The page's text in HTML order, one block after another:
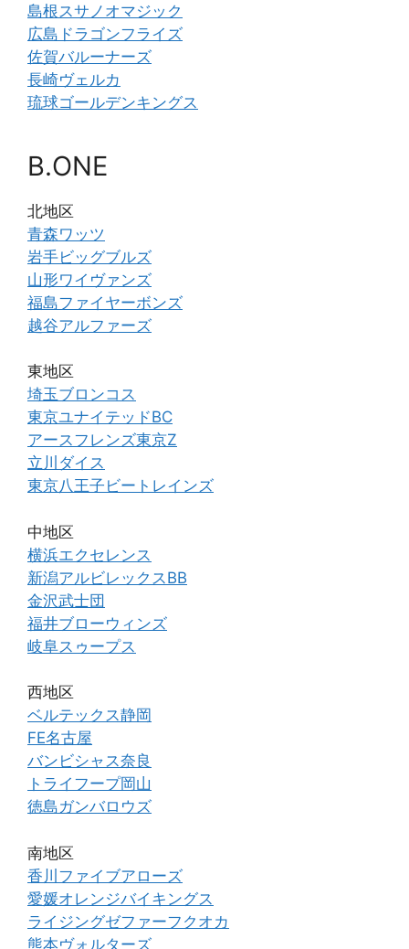
島根スサノオマジック
広島ドラゴンフライズ
佐賀バルーナーズ
長崎ヴェルカ
琉球ゴールデンキングス
B.ONE
北地区
青森ワッツ
岩手ビッグブルズ
山形ワイヴァンズ
福島ファイヤーボンズ
越谷アルファーズ
東地区
埼玉ブロンコス
東京ユナイテッドBC
アースフレンズ東京Z
立川ダイス
東京八王子ビートレインズ
中地区
横浜エクセレンス
新潟アルビレックスBB
金沢武士団
福井ブローウィンズ
岐阜スゥープス
西地区
ベルテックス静岡
FE名古屋
バンビシャス奈良
トライフープ岡山
徳島ガンバロウズ
南地区
香川ファイブアローズ
愛媛オレンジバイキングス
ライジングゼファーフクオカ
熊本ヴォルターズ